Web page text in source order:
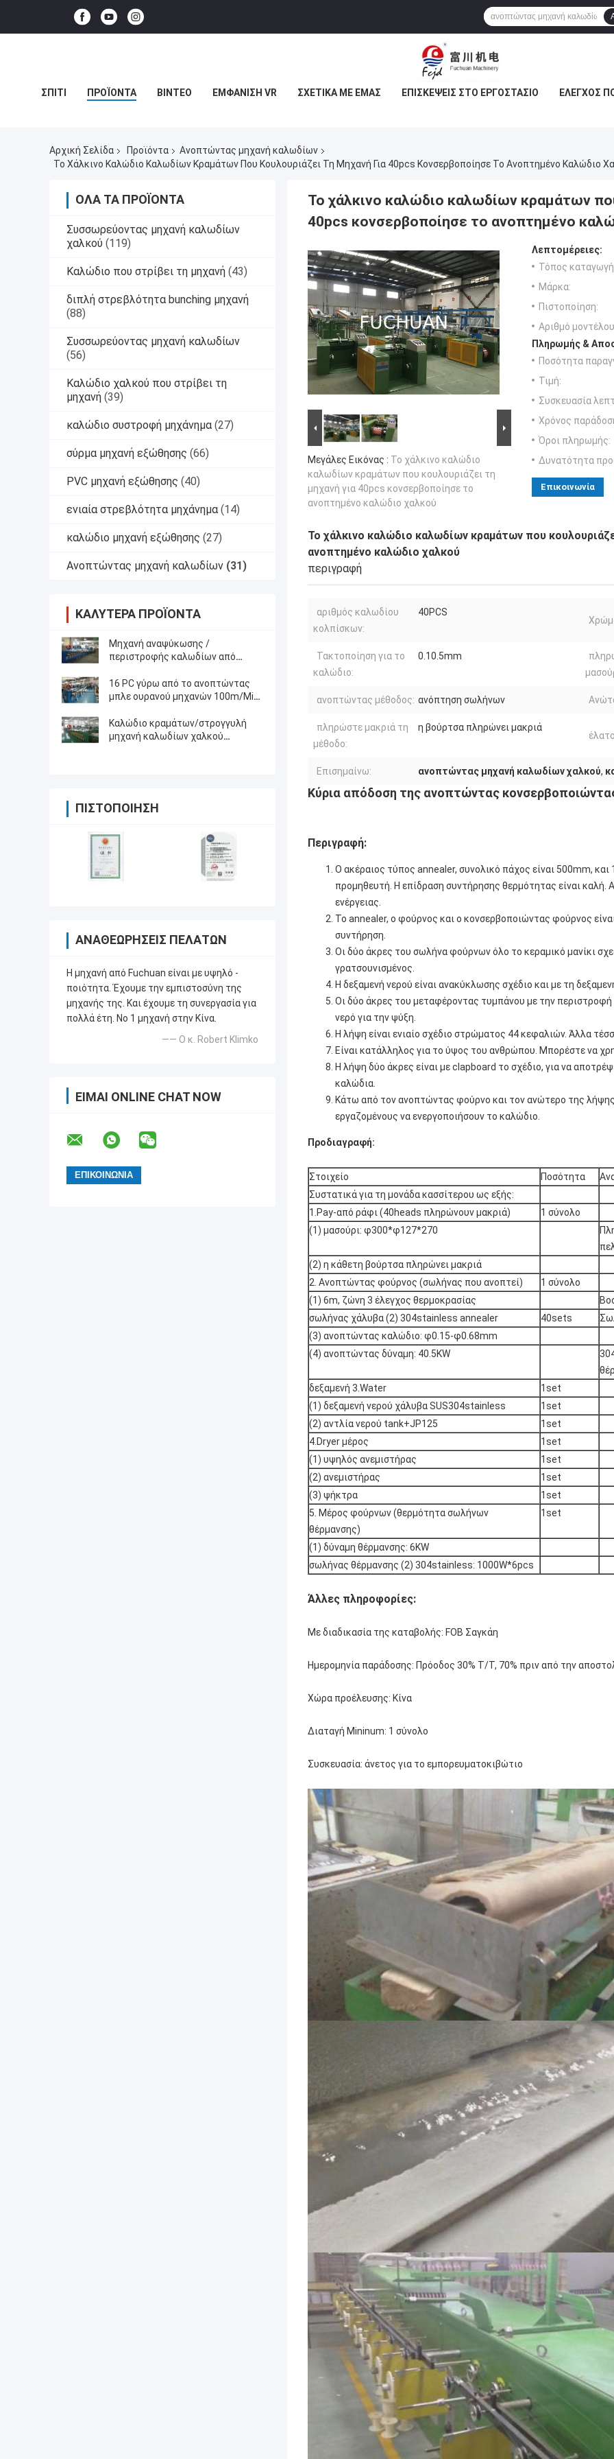
ΣΠΊΤΙ ΠΡΟΪΌΝΤΑ ΒΊΝΤΕΟ ΕΜΦΆΝΙΣΗ VR ΣΧΕΤΙΚΆ ΜΕ ΕΜΆΣ ΕΠΙΣΚΈΨΕΙΣ ΣΤΟ ΕΡΓΟΣΤΆΣΙΟ ΈΛΕΓΧΟΣ
Αρχική Σελίδα Προϊόντα
Ανοπτώντας μηχανή καλωδίων
Το Χάλκινο Καλώδιο Καλωδίων Κραμάτων Που Κουλουριάζει Τη Μηχανή Για 40pcs Κονσερβοποίησε Το Ανοπτημένο Καλώδιο
ΌΛΑ ΤΑ ΠΡΟΪΌΝΤΑ
Συσσωρεύοντας μηχανή καλωδίων
χαλκού (119)
Καλώδιο που στρίβει τη μηχανή (43)
διπλή στρεβλότητα bunching μηχανή
(88)
Συσσωρεύοντας μηχανή καλωδίων
(56)
Καλώδιο χαλκού που στρίβει τη
μηχανή (39)
καλώδιο συστροφή μηχάνημα (27)
σύρμα μηχανή εξώθησης (66)
PVC μηχανή εξώθησης (40)
ενιαία στρεβλότητα μηχάνημα (14)
καλώδιο μηχανή εξώθησης (27)
Ανοπτώντας μηχανή καλωδίων (31)
ΚΑΛΎΤΕΡΑ ΠΡΟΪΌΝΤΑ
Μηχανή αναψύκωσης /
περιστροφής καλωδίων από
16 PC γύρω από το ανοπτώντας
μπλε ουρανού μηχανών 100m/Min
πληρώνουν μακριά
Καλώδιο κραμάτων/στρογγυλή
μηχανή καλωδίων χαλκού
ΠΙΣΤΟΠΟΊΗΣΗ
ΑΝΑΘΕΩΡΉΣΕΙΣ ΠΕΛΑΤΏΝ
Η μηχανή από Fuchuan είναι με υψηλό -
ποιότητα. Έχουμε την εμπιστοσύνη της
μηχανής της. Και έχουμε τη συνεργασία για
πολλά έτη. Νο 1 μηχανή στην Κίνα.
—— Ο κ. Robert Klimko
ΕΊΜΑΙ ONLINE CHAT NOW
Το χάλκινο καλώδιο καλωδίων κραμάτων
40pcs κονσερβοποίησε το ανοπτημένο
Μεγάλες Εικόνας : Το χάλκινο καλώδιο
καλωδίων κραμάτων που κουλουριάζει τη
μηχανή για 40pcs κονσερβοποίησε το
ανοπτημένο καλώδιο χαλκού
Λεπτομέρειες:
Τόπος
Μάρκα:
Πιστοποίηση:
Αριθμό
Πληρωμής &
Ποσότητα
Τιμή:
Συσκευασία
Χρόνος
Όροι πληρωμής:
Δυνατότητα
Επικοινωνία
Το χάλκινο καλώδιο καλωδίων κραμάτων που
ανοπτημένο καλώδιο χαλκού
περιγραφή
αριθμός καλωδίου
κολπίσκων:
40PCS
Τακτοποίηση για το
καλώδιο:
0.10.5mm
ανοπτώντας μέθοδος: ανόπτηση σωλήνων
πληρώστε μακριά τη
μέθοδο:
η βούρτσα πληρώνει μακριά
Επισημαίνω: ανοπτώντας μηχανή καλωδίων χαλκού,
Κύρια απόδοση της ανοπτώντας
Περιγραφή:
Ο ακέραιος τύπος annealer, συνολικό πάχος είναι 500mm,
προμηθευτή. Η επίδραση συντήρησης θερμότητας είναι καλή.
ενέργειας.
Το annealer, ο φούρνος και ο κονσερβοποιώντας φούρνος
συντήρηση.
Οι δύο άκρες του σωλήνα φούρνων όλο το κεραμικό μανίκι
γρατσουνισμένος.
Η δεξαμενή νερού είναι ανακύκλωσης σχέδιο και με τη
Οι δύο άκρες του μεταφέροντας τυμπάνου με την
νερό για την ψύξη.
Η λήψη είναι ενιαίο σχέδιο στρώματος 44 κεφαλιών. Άλλα
Είναι κατάλληλος για το ύψος του ανθρώπου. Μπορέστε να
Η λήψη δύο άκρες είναι με clapboard το σχέδιο, για να
καλώδια.
Κάτω από τον ανοπτώντας φούρνο και τον ανώτερο της
εργαζομένους να ενεργοποιήσουν το καλώδιο.
Προδιαγραφή:
Στοιχείο Ποσότητα
Συστατικά για τη μονάδα κασσίτερου ως εξής:
1.Pay-από ράφι (40heads πληρώνουν μακριά)
1 σύνολο
(1) μασούρι: φ300*φ127*270
(2) η κάθετη βούρτσα πληρώνει μακριά
2. Ανοπτώντας φούρνος (σωλήνας που ανοπτεί)
1 σύνολο
(1) 6m, ζώνη 3 έλεγχος θερμοκρασίας
σωλήνας χάλυβα (2) 304stainless annealer
40sets
(3) ανοπτώντας καλώδιο: φ0.15-φ0.68mm
(4) ανοπτώντας δύναμη: 40.5KW
δεξαμενή 3.Water
1set
(1) δεξαμενή νερού χάλυβα SUS304stainless
1set
(2) αντλία νερού tank+JP125
1set
4.Dryer μέρος
1set
(1) υψηλός ανεμιστήρας
1set
(2) ανεμιστήρας
1set
(3) ψήκτρα
1set
5. Μέρος φούρνων (θερμότητα σωλήνων
θέρμανσης)
1set
(1) δύναμη θέρμανσης: 6KW
σωλήνας θέρμανσης (2) 304stainless: 1000W*6pcs
Άλλες πληροφορίες:
Με διαδικασία της καταβολής: FOB Σαγκάη
Ημερομηνία παράδοσης: Πρόοδος 30% T/T, 70% πριν από την
Χώρα προέλευσης: Κίνα
Διαταγή Mininum: 1 σύνολο
Συσκευασία: άνετος για το εμπορευματοκιβώτιο